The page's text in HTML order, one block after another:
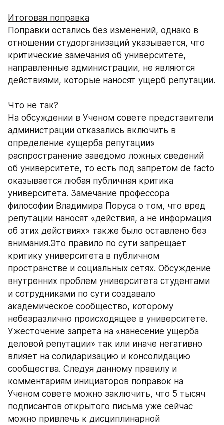
Итоговая поправка
Поправки остались без изменений, однако в
отношении студорганизаций указывается, что
критические замечания об университете,
направленные администрации, не являются
действиями, которые наносят ущерб репутации.
Что не так?
На обсуждении в Ученом совете представители
администрации отказались включить в
определение «ущерба репутации»
распространение заведомо ложных сведений
об университете, то есть под запретом de facto
оказывается любая публичная критика
университета. Замечание профессора
философии Владимира Поруса о том, что вред
репутации наносят «действия, а не информация
об этих действиях» также было оставлено без
внимания.Это правило по сути запрещает
критику университета в публичном
пространстве и социальных сетях. Обсуждение
внутренних проблем университета студентами
и сотрудниками по сути создавало
академическое сообщество, которому
небезразлично происходящее в университете.
Ужесточение запрета на «нанесение ущерба
деловой репутации» так или иначе негативно
влияет на солидаризацию и консолидацию
сообщества. Следуя данному правилу и
комментариям инициаторов поправок на
Ученом совете можно заключить, что 5 тысяч
подписантов открытого письма уже сейчас
можно привлечь к дисциплинарной